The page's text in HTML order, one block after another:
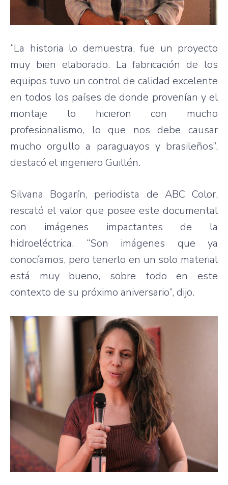
“La historia lo demuestra, fue un proyecto
muy bien elaborado. La fabricación de los
equipos tuvo un control de calidad excelente
en todos los países de donde provenían y el
montaje lo hicieron con mucho
profesionalismo, lo que nos debe causar
mucho orgullo a paraguayos y brasileños”,
destacó el ingeniero Guillén.
Silvana Bogarín, periodista de ABC Color,
rescató el valor que posee este documental
con imágenes impactantes de la
hidroeléctrica. “Son imágenes que ya
conocíamos, pero tenerlo en un solo material
está muy bueno, sobre todo en este
contexto de su próximo aniversario”, dijo.